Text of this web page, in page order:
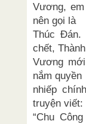
Vương,
nên gọi là
Thúc Đán.
chết, Thành
Vương
nắm quyền
nhiếp
truyện viết:
“Chu